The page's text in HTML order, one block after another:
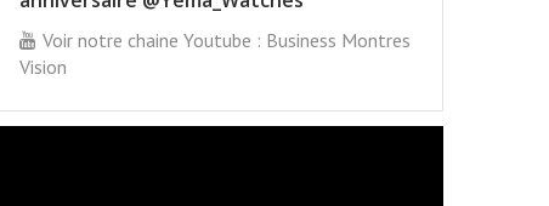
Voir notre chaine Youtube : Business Montres
Vision